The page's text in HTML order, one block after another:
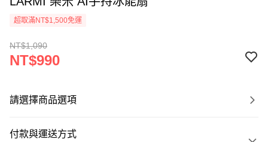
超取滿NT$1,500免運
NT$1,090
NT$990
請選擇商品選項
付款與運送方式